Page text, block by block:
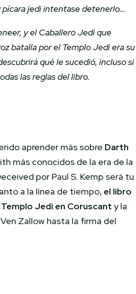
pícara jedi intentase detenerlo…
y el Caballero Jedi que
batalla por el Templo Jedi era su
qué le sucedió, incluso si
las reglas del libro.
aprender más sobre Darth
más conocidos de la era de la
por Paul S. Kemp será tu
a la línea de tiempo, el libro
Jedi en Coruscant y la
Zallow hasta la firma del